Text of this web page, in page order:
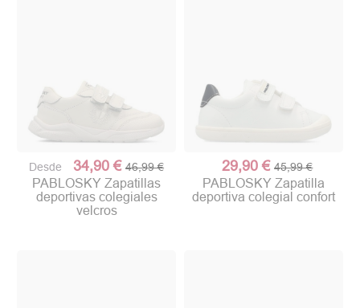
Desde 34,90 € 46,99 €
PABLOSKY Zapatillas
deportivas colegiales
velcros
29,90 € 45,99 €
PABLOSKY Zapatilla
deportiva colegial confort